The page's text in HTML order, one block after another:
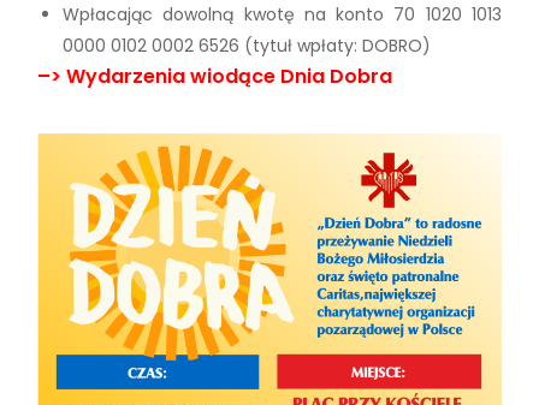
Wpłacając dowolną kwotę na konto 70 1020 1013
0000 0102 0002 6526 (tytuł wpłaty: DOBRO)
–> Wydarzenia wiodące Dnia Dobra